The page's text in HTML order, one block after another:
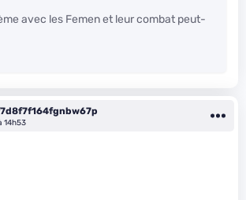
avec les Femen et leur combat peut-
14h53